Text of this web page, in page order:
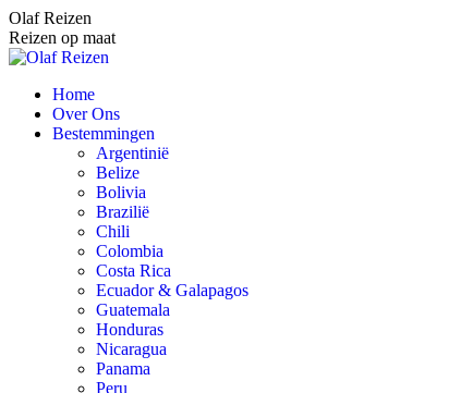
Spring
naar
content
Olaf Reizen
Reizen op maat
Home
Over Ons
Bestemmingen
Argentinië
Belize
Bolivia
Brazilië
Chili
Colombia
Costa Rica
Ecuador & Galapagos
Guatemala
Honduras
Nicaragua
Panama
Peru